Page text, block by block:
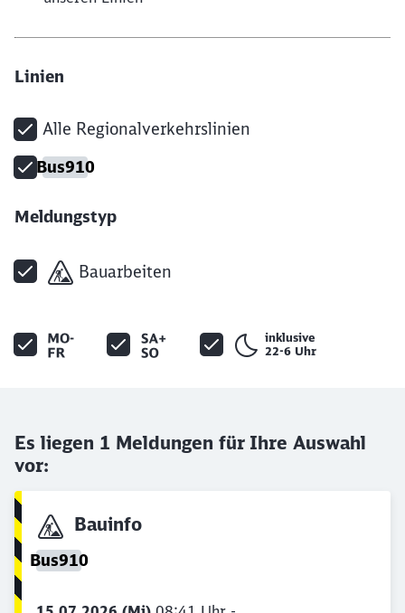
Linien
Alle Regionalverkehrslinien
Bus910
Meldungstyp
Bauarbeiten
inklusive
22-6 Uhr
Es liegen 1 Meldungen für Ihre Auswahl
vor:
Bauinfo
Bus910